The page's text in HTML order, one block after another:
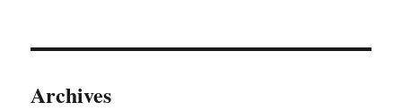
Archives